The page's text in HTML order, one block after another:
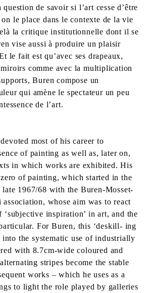
question de savoir si l’art cesse d’être
le place dans le contexte de la vie
la critique institutionnelle dont il se
vise aussi à produire un plaisir
le fait est qu’avec ses drapeaux,
comme avec la multiplication
Buren compose un
qui amène le spectateur un peu
de l’art.
most of his career to
of painting as well as, later on,
in which works are exhibited. His
of painting, which started in the
late 1967/68 with the Buren-Mosset-
whose aim was to react
‘subjective inspiration’ in art, and the
For Buren, this ‘deskill- ing
into the systematic use of industrially
with 8.7cm-wide coloured and
stripes become the stable
works – which he uses as a
to light the role played by galleries